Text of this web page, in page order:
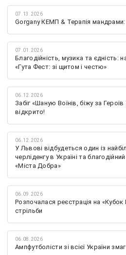
07.13.2026
Gorgany КЕМП & Терапія мандрами:
07.01.2026
Благодійність, музика та єдність:
«Гута Фест: зі щитом і честю»
06.12.2026
Забіг «Шаную Воїнів, біжу за
відкрито!
06.12.2026
У Львові відбудеться один із
черліденгу в Україні та
«Міста Добра»
06.09.2026
Розпочалася реєстрація на «Кубок
стрільби
06.08.2026
Ампфутболісти зі всієї України